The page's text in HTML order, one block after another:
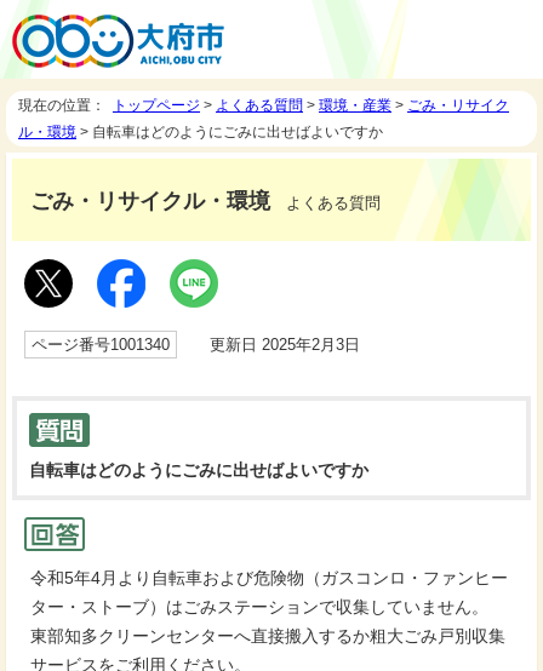
現在の位置： トップページ > よくある質問 > 環境・産業 > ごみ・リサイク
ル・環境 > 自転車はどのようにごみに出せばよいですか
ごみ・リサイクル・環境よくある質問
ページ番号1001340 更新日 2025年2月3日
自転車はどのようにごみに出せばよいですか
令和5年4月より自転車および危険物（ガスコンロ・ファンヒー
ター・ストーブ）はごみステーションで収集していません。
東部知多クリーンセンターへ直接搬入するか粗大ごみ戸別収集
サービスをご利用ください。